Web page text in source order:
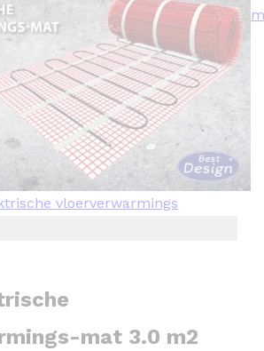
vloerverwarmings
mat 3.0 m2